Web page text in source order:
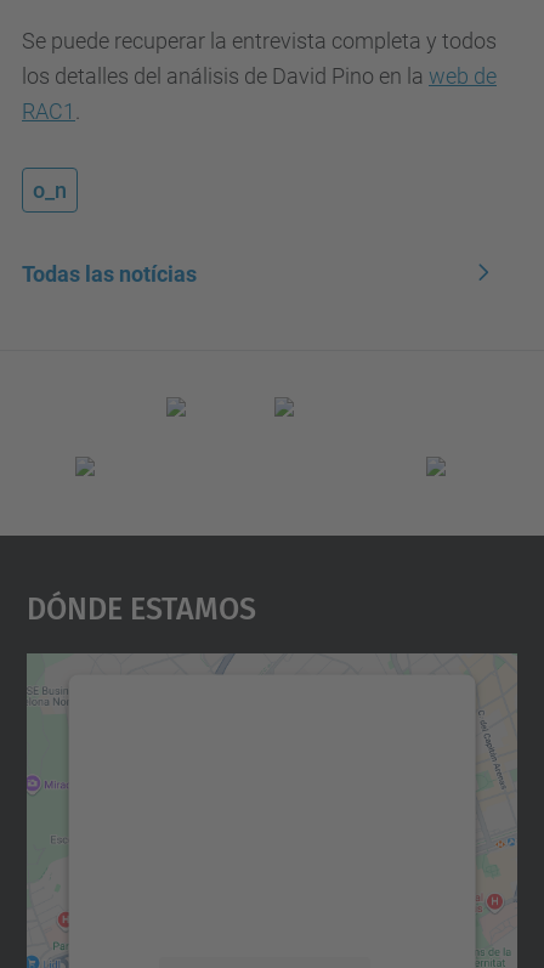
Se puede recuperar la entrevista completa y todos
los detalles del análisis de David Pino en la web de
RAC1
o_n
Todas las notícias
Dónde Estamos